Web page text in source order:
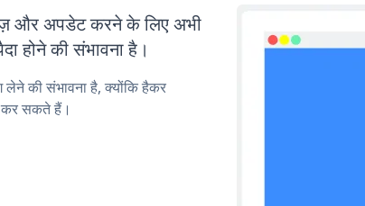
और अपडेट करने के लिए अभी
होने की संभावना है।
की संभावना है, क्योंकि हैकर
कर सकते हैं।